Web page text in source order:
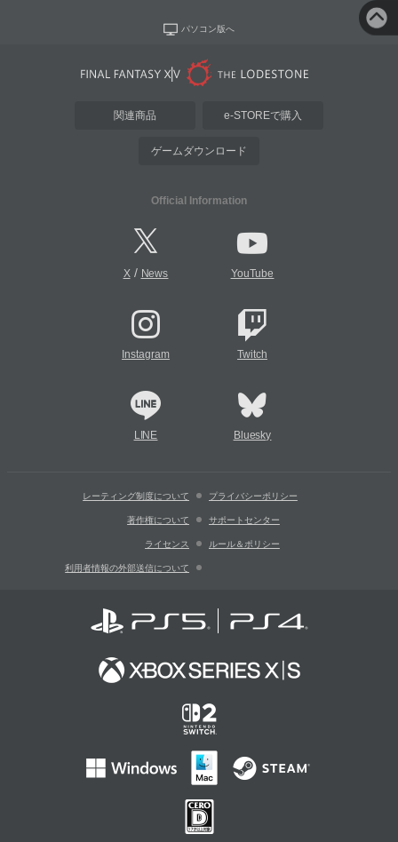
パソコン版へ
関連商品 e-STOREで購入
ゲームダウンロード
Official Information
X/ News YouTube
Instagram Twitch
LINE Bluesky
レーティング制度について プライバシーポリシー
著作権について サポートセンター
ライセンス ルール＆ポリシー
利用者情報の外部送信について